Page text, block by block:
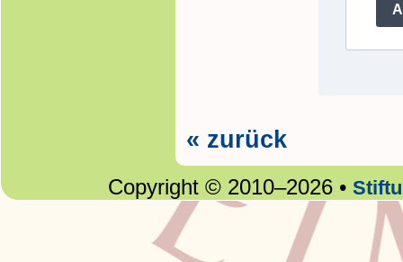
« zurück
Copyright © 2010–2026 •